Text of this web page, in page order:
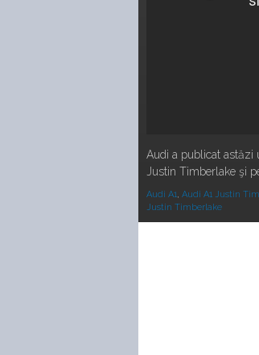
Audi a publicat astăzi
Justin Timberlake şi
Audi A1, Audi A1 Justin
Justin Timberlake